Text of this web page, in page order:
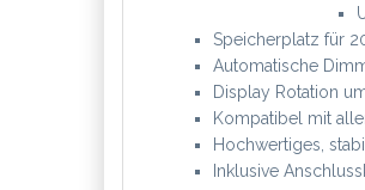
Speicherplatz für
Automatische
Display Rotation
Kompatibel mit
Hochwertiges,
Inklusive